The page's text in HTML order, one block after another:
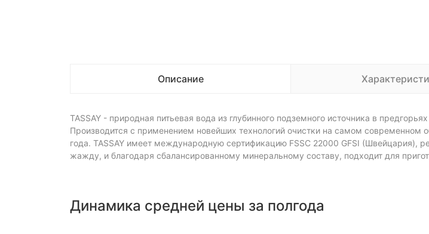
Описание
TASSAY - природная питьевая вода из глубинного подземного источника в
Производится с применением новейших технологий очистки на самом современном
года. TASSAY имеет международную сертификацию FSSC 22000 GFSI (Швейцария),
жажду, и благодаря сбалансированному минеральному составу, подходит для
Динамика средней цены за полгода